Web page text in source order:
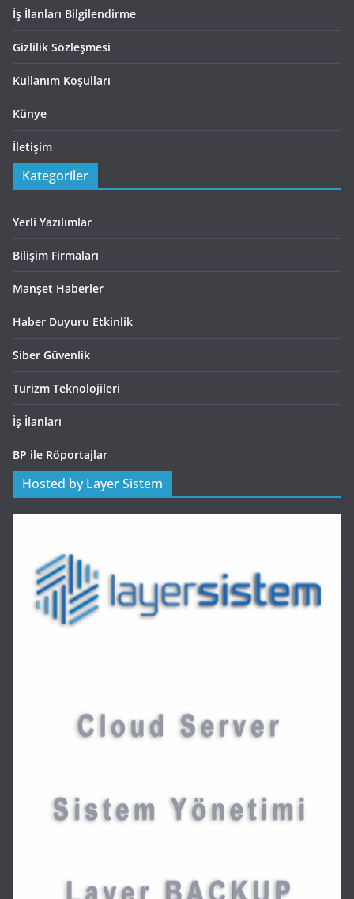
İş İlanları Bilgilendirme
Gizlilik Sözleşmesi
Kullanım Koşulları
Künye
İletişim
Kategoriler
Yerli Yazılımlar
Bilişim Firmaları
Manşet Haberler
Haber Duyuru Etkinlik
Siber Güvenlik
Turizm Teknolojileri
İş İlanları
BP ile Röportajlar
Hosted by Layer Sistem